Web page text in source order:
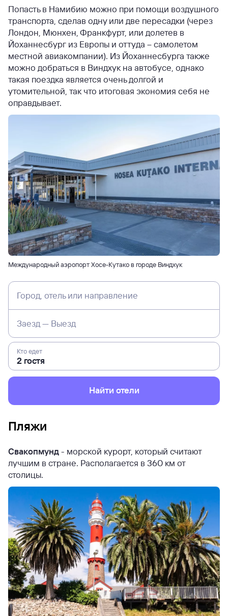
Попасть в Намибию можно при помощи воздушного
транспорта, сделав одну или две пересадки (через
Лондон, Мюнхен, Франкфурт, или долетев в
Йоханнесбург из Европы и оттуда – самолетом
местной авиакомпании). Из Йоханнесбурга также
можно добраться в Виндхук на автобусе, однако
такая поездка является очень долгой и
утомительной, так что итоговая экономия себя не
оправдывает.
Международный аэропорт Хосе-Кутако в городе Виндхук
Город, отель или направление
Заезд — Выезд
Кто едет
Найти отели
Пляжи
Свакопмунд- морской курорт, который считают
лучшим в стране. Располагается в 360 км от
столицы.